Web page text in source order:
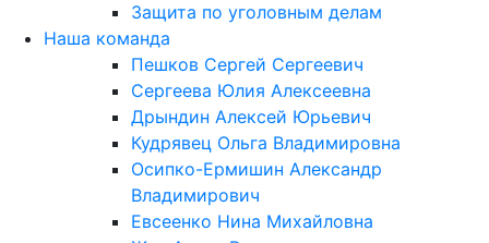
Защита по уголовным делам
Наша команда
Пешков Сергей Сергеевич
Сергеева Юлия Алексеевна
Дрындин Алексей Юрьевич
Кудрявец Ольга Владимировна
Осипко-Ермишин Александр
Владимирович
Евсеенко Нина Михайловна